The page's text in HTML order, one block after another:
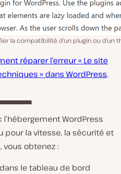
la compatibilité d’un plugin ou d’un
réparer l’erreur « Le site
» dans WordPress.
WordPress
pour la vitesse, la sécurité et
vous obtenez :
le tableau de bord